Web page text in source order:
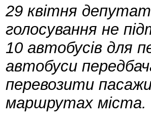
29 квітня
голосування не
10 автобусів для
автобуси
перевозити
маршрутах міста.